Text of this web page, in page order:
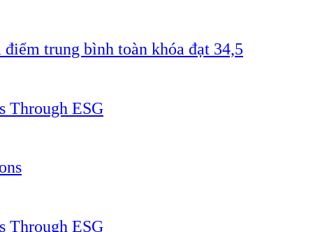
trung bình toàn khóa đạt 34,5
Through ESG
Through ESG